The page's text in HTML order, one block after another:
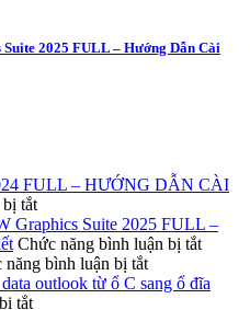
2025 FULL – Hướng Dẫn Cài
FULL – HƯỚNG DẪN CÀI
tắtở
Tải
AI
2024
–
Graphics Suite 2025 FULL –
Chức năng bình luận bị tắtở
Phần
năng bình luận bị tắtở
Sửa
outlook từ ổ C sang ổ đĩa
tắtở